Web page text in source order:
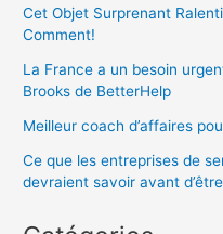
Cet Objet Surprenant
Comment!
La France a un besoin
Brooks de BetterHelp
Meilleur coach d’affaires
Ce que les entreprises de
devraient savoir avant